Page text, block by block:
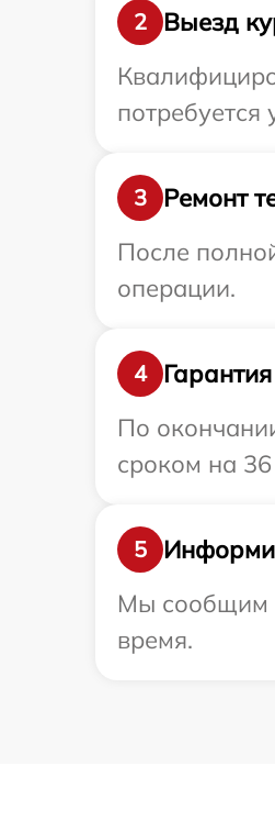
2
Выезд
3
Ремонт
После
операции.
4
Гарантия
По
сроком на
5
Мы сообщим
время.